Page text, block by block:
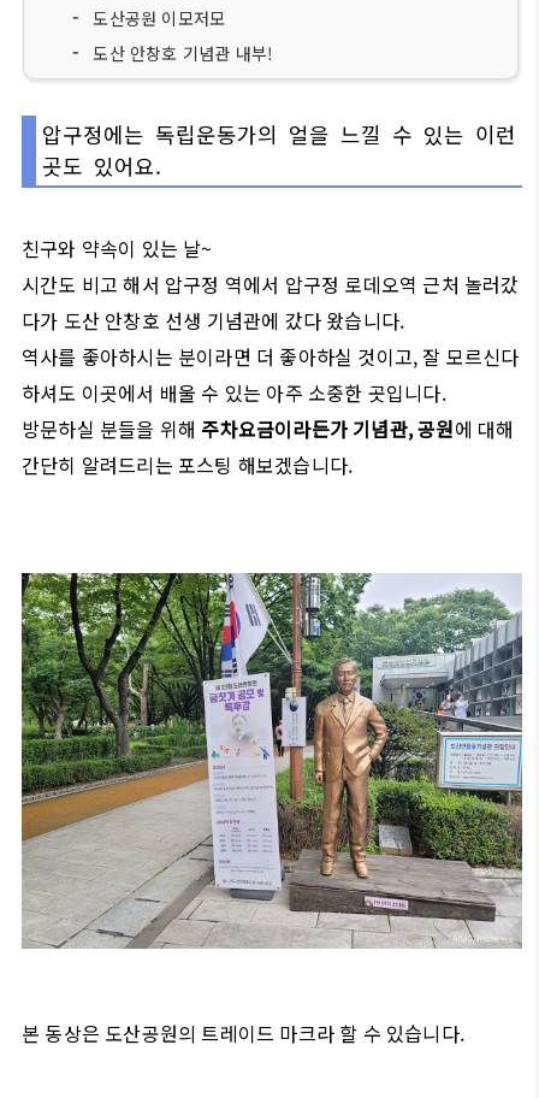
도산공원 이모저모
도산 안창호 기념관 내부!
압구정에는 독립운동가의 얼을 느낄 수 있는 이런
곳도 있어요.
친구와 약속이 있는 날~
시간도 비고 해서 압구정 역에서 압구정 로데오역 근처 놀러갔
다가 도산 안창호 선생 기념관에 갔다 왔습니다.
역사를 좋아하시는 분이라면 더 좋아하실 것이고, 잘 모르신다
하셔도 이곳에서 배울 수 있는 아주 소중한 곳입니다.
방문하실 분들을 위해 주차요금이라든가 기념관, 공원에 대해
간단히 알려드리는 포스팅 해보겠습니다.
본 동상은 도산공원의 트레이드 마크라 할 수 있습니다.